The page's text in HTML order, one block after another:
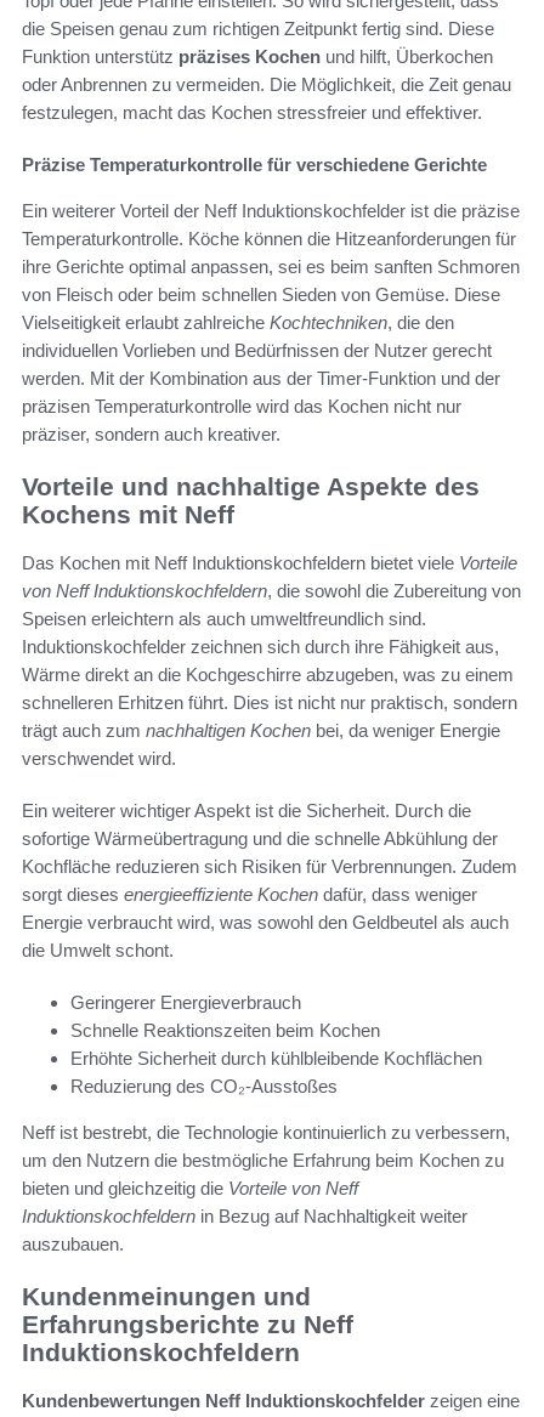
die Speisen genau zum richtigen Zeitpunkt fertig sind. Diese
Funktion unterstütz präzises Kochen und hilft, Überkochen
oder Anbrennen zu vermeiden. Die Möglichkeit, die Zeit genau
festzulegen, macht das Kochen stressfreier und effektiver.
Präzise Temperaturkontrolle für verschiedene Gerichte
Ein weiterer Vorteil der Neff Induktionskochfelder ist die präzise
Temperaturkontrolle. Köche können die Hitzeanforderungen für
ihre Gerichte optimal anpassen, sei es beim sanften Schmoren
von Fleisch oder beim schnellen Sieden von Gemüse. Diese
Vielseitigkeit erlaubt zahlreiche Kochtechniken, die den
individuellen Vorlieben und Bedürfnissen der Nutzer gerecht
werden. Mit der Kombination aus der Timer-Funktion und der
präzisen Temperaturkontrolle wird das Kochen nicht nur
präziser, sondern auch kreativer.
Vorteile und nachhaltige Aspekte des
Kochens mit Neff
Das Kochen mit Neff Induktionskochfeldern bietet viele Vorteile
von Neff Induktionskochfeldern, die sowohl die Zubereitung von
Speisen erleichtern als auch umweltfreundlich sind.
Induktionskochfelder zeichnen sich durch ihre Fähigkeit aus,
Wärme direkt an die Kochgeschirre abzugeben, was zu einem
schnelleren Erhitzen führt. Dies ist nicht nur praktisch, sondern
trägt auch zum nachhaltigen Kochen bei, da weniger Energie
verschwendet wird.
Ein weiterer wichtiger Aspekt ist die Sicherheit. Durch die
sofortige Wärmeübertragung und die schnelle Abkühlung der
Kochfläche reduzieren sich Risiken für Verbrennungen. Zudem
sorgt dieses energieeffiziente Kochen dafür, dass weniger
Energie verbraucht wird, was sowohl den Geldbeutel als auch
die Umwelt schont.
Geringerer Energieverbrauch
Schnelle Reaktionszeiten beim Kochen
Erhöhte Sicherheit durch kühlbleibende Kochflächen
Reduzierung des CO₂-Ausstoßes
Neff ist bestrebt, die Technologie kontinuierlich zu verbessern,
um den Nutzern die bestmögliche Erfahrung beim Kochen zu
bieten und gleichzeitig die Vorteile von Neff
Induktionskochfeldern in Bezug auf Nachhaltigkeit weiter
auszubauen.
Kundenmeinungen und
Erfahrungsberichte zu Neff
Induktionskochfeldern
Kundenbewertungen Neff Induktionskochfelder zeigen eine